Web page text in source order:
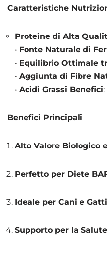
Caratteristiche
Proteine di Alta
• Fonte Naturale di
• Equilibrio Ottimale
• Aggiunta di Fibre
• Acidi Grassi Benefici
Benefici Principali
Alto Valore Biologico
Perfetto per Diete
Ideale per Cani e
Supporto per la